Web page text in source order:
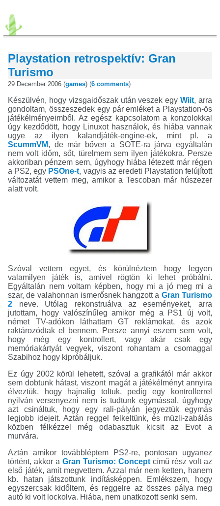
Playstation retrospektív: Gran
Turismo
29 December 2006 (games) (6 comments)
Készülvén, hogy vizsgaidőszak után veszek egy Wiit, arra
gondoltam, összeszedek egy pár emléket a Playstation-ös
játékélményeimből. Az egész kapcsolatom a konzolokkal
úgy kezdődött, hogy Linuxot használok, és hiába vannak
ugye az ilyen kalandjáték-engine-ek, mint pl. a
ScummVM, de már bőven a SOTE-ra járva egyáltalán
nem volt időm, sőt, türelmem sem ilyen játékokra. Persze
akkoriban pénzem sem, úgyhogy hiába létezett már régen
a PS2, egy PSOne-t, vagyis az eredeti Playstation felújított
változatát vettem meg, amikor a Tescoban már húszezer
alatt volt.
Szóval vettem egyet, és körülnéztem hogy legyen
valamilyen játék is, amivel rögtön ki lehet próbálni.
Egyáltalán nem voltam képben, hogy mi a jó meg mi a
szar, de valahonnan ismerősnek hangzott a Gran Turismo
2 neve. Utólag rekonstruálva az eseményeket, arra
jutottam, hogy valószínűleg amikor még a PS1 új volt,
német TV-adókon láthattam GT reklámokat, és azok
raktározódtak el bennem. Persze annyi eszem sem volt,
hogy még egy kontrollert, vagy akár csak egy
memóriakártyát vegyek, viszont rohantam a csomaggal
Szabihoz hogy kipróbáljuk.
Ez úgy 2002 körül lehetett, szóval a grafikától már akkor
sem dobtunk hátast, viszont magát a játékélményt annyira
élveztük, hogy hajnalig toltuk, pedig egy kontrollerrel
nyilván versenyezni nem is tudtunk egymással, úgyhogy
azt csináltuk, hogy egy rali-pályán jegyeztük egymás
legjobb idejeit. Aztán reggel felkeltünk, és müzli-zabálás
közben félkézzel még odabasztuk kicsit az Evot a
murvára.
Aztán amikor továbbléptem PS2-re, pontosan ugyanez
történt, akkor aGran Turismo: Conceptcímű rész volt az
első játék, amit megvettem. Azzal már nem ketten, hanem
kb. hatan játszottunk indításképpen. Emlékszem, hogy
egyszercsak kidőltem, és reggelre az összes pálya meg
autó ki volt lockolva. Hiába, nem unatkozott senki sem.